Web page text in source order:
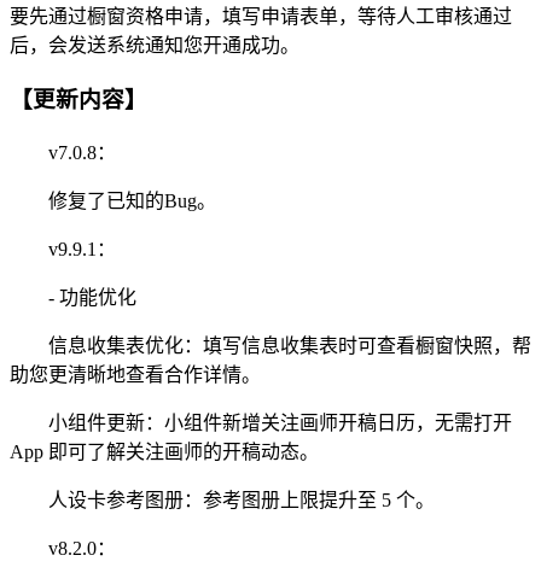
要先通过橱窗资格申请，填写申请表单，等待人工审核通过
后，会发送系统通知您开通成功。
【更新内容】
v7.0.8：
修复了已知的Bug。
v9.9.1：
- 功能优化
信息收集表优化：填写信息收集表时可查看橱窗快照，帮
助您更清晰地查看合作详情。
小组件更新：小组件新增关注画师开稿日历，无需打开
App 即可了解关注画师的开稿动态。
人设卡参考图册：参考图册上限提升至 5 个。
v8.2.0：